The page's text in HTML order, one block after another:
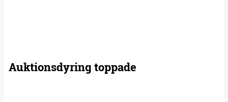
Auktionsdyring toppade